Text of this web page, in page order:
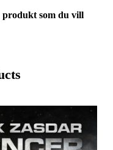
som du vill